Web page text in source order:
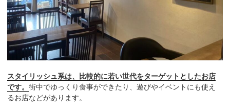
スタイリッシュ系は、比較的に若い世代をターゲットとしたお店
です。街中でゆっくり食事ができたり、遊びやイベントにも使え
るお店などがあります。